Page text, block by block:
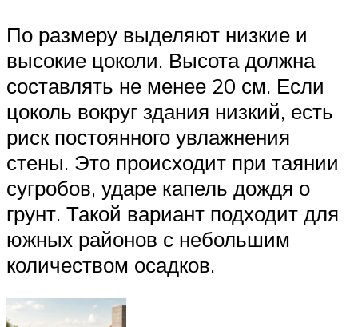
По размеру выделяют низкие и
высокие цоколи. Высота должна
составлять не менее 20 см. Если
цоколь вокруг здания низкий, есть
риск постоянного увлажнения
стены. Это происходит при таянии
сугробов, ударе капель дождя о
грунт. Такой вариант подходит для
южных районов с небольшим
количеством осадков.